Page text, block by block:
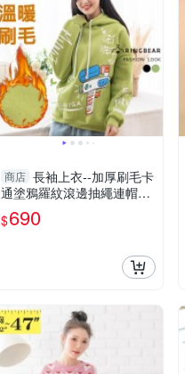
商店 長袖上衣--加厚刷毛卡
通塗鴉羅紋滾邊抽繩連帽長
袖帽T(黑.綠XL-4L)-X420眼
圈熊中大尺碼
$690